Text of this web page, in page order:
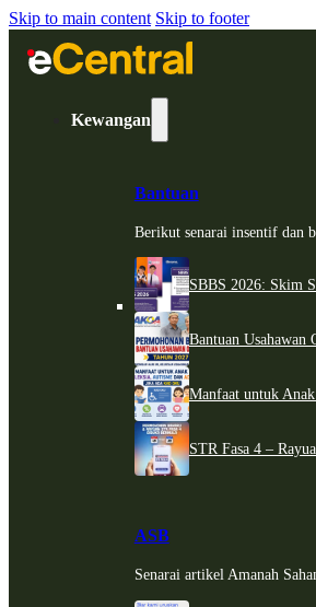
Skip to main content Skip to footer
Kewangan
Bantuan
Berikut senarai insentif dan
SBBS 2026: Skim
Bantuan Usahawan
Manfaat untuk
STR Fasa 4 –
ASB
Senarai artikel Amanah